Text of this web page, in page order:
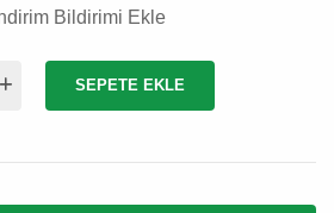
Bildirimi Ekle
SEPETE EKLE